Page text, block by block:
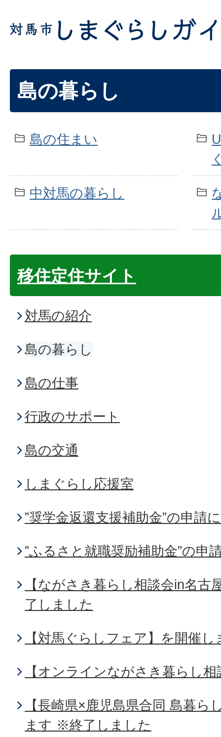
島の暮らし
島の住まい
中対馬の暮らし
移住定住サイト
対馬の紹介
島の暮らし
島の仕事
行政のサポート
島の交通
しまぐらし応援室
”奨学金返還支援補助金”の申請
”ふるさと就職奨励補助金”の申
【ながさき暮らし相談会in名
了しました
【対馬ぐらしフェア】を開催
【オンラインながさき暮らし
【長崎県×鹿児島県合同 島暮ら
ます ※終了しました